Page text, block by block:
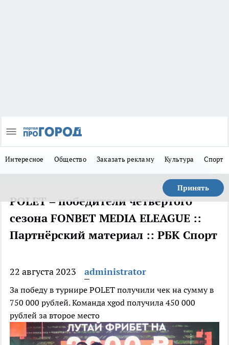
Интересное Общество Заказать рекламу Культура Спорт
Принять
POLET – победители четвертого
сезона FONBET MEDIA ELEAGUE ::
Партнёрский материал :: РБК Спорт
22 августа 2023 administrator
За победу в турнире POLET получили чек на сумму в
750 000 рублей. Команда xgod получила 450 000
рублей за второе место